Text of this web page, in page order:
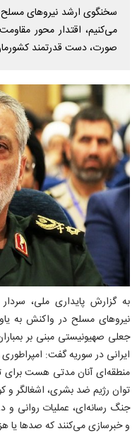
سخنگوی ارشد نیروهای
می‌کنیم، اقتدار محور
صورت، دست قدرتمند
به گزارش پایداری ملی،
نیروهای مسلح در واکنش به
جعلی صهیونیستی مبنی بر
ایرانی در سوریه گفت:
منطقه‌ای آنان مدتی هست برای
توان رژیم ضد بشری، اشغالگر
جنگ رسانه‌ای، عملیات روانی و
و خبرسازی می‌کنند که صدها یا